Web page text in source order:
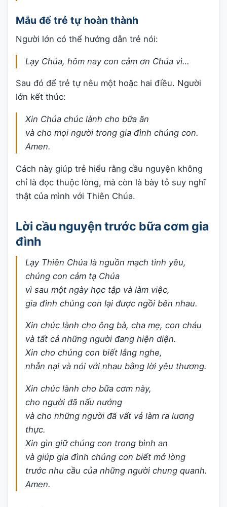
Mẫu để trẻ tự hoàn thành
Người lớn có thể hướng dẫn trẻ nói:
Lạy Chúa, hôm nay con cảm ơn Chúa vì…
Sau đó để trẻ tự nêu một hoặc hai điều. Người
lớn kết thúc:
Xin Chúa chúc lành cho bữa ăn
và cho mọi người trong gia đình chúng con.
Amen.
Cách này giúp trẻ hiểu rằng cầu nguyện không
chỉ là đọc thuộc lòng, mà còn là bày tỏ suy nghĩ
thật của mình với Thiên Chúa.
Lời cầu nguyện trước bữa cơm gia
đình
Lạy Thiên Chúa là nguồn mạch tình yêu,
chúng con cảm tạ Chúa
vì sau một ngày học tập và làm việc,
gia đình chúng con lại được ngồi bên nhau.
Xin chúc lành cho ông bà, cha mẹ, con cháu
và tất cả những người đang hiện diện.
Xin cho chúng con biết lắng nghe,
nhẫn nại và nói với nhau bằng lời yêu thương.
Xin chúc lành cho bữa cơm này,
cho người đã nấu nướng
và cho những người đã vất vả làm ra lương
thực.
Xin gìn giữ chúng con trong bình an
và giúp gia đình chúng con biết mở lòng
trước nhu cầu của những người chung quanh.
Amen.